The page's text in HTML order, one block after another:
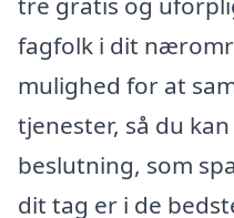
fagfolk i dit
mulighed for at
tjenester, så du
beslutning, som
dit tag er i de